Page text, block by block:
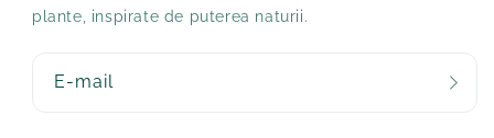
plante, inspirate de puterea naturii.
E-mail